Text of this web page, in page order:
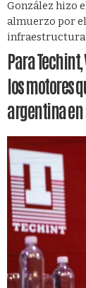
González hizo
almuerzo por
infraestructura
Para
los motores
argentina en